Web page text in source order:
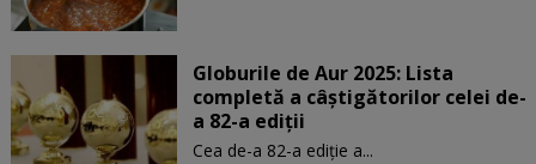
Globurile de Aur 2025: Lista
completă a câștigătorilor celei de-
a 82-a ediții
Cea de-a 82-a ediție a...